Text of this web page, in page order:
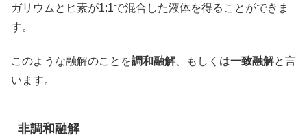
ガリウムとヒ素が1:1で混合した液体を得ることができま
す。
このような融解のことを調和融解、もしくは一致融解と言
います。
非調和融解